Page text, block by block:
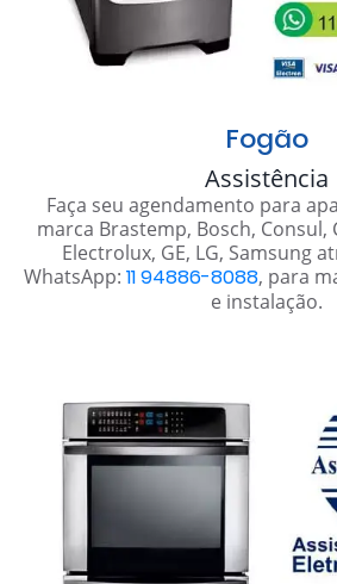
Fogão
Assistência
Faça seu agendamento para
marca Brastemp, Bosch, Consul,
Electrolux, GE, LG, Samsung
WhatsApp: 11 94886-8088, para
e instalação.